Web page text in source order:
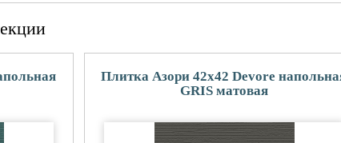
Плитка Азори 42x42 Devore
GRIS матовая